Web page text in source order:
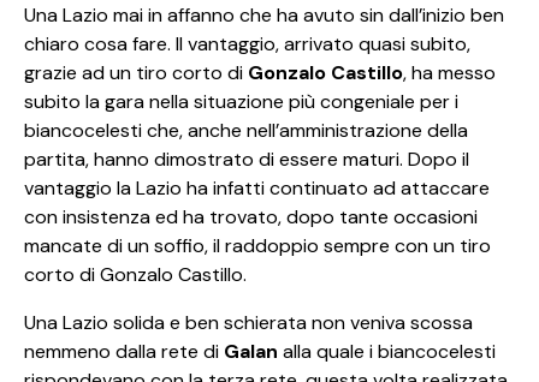
Una Lazio mai in affanno che ha avuto sin dall’inizio ben
chiaro cosa fare. Il vantaggio, arrivato quasi subito,
grazie ad un tiro corto di Gonzalo Castillo, ha messo
subito la gara nella situazione più congeniale per i
biancocelesti che, anche nell’amministrazione della
partita, hanno dimostrato di essere maturi. Dopo il
vantaggio la Lazio ha infatti continuato ad attaccare
con insistenza ed ha trovato, dopo tante occasioni
mancate di un soffio, il raddoppio sempre con un tiro
corto di Gonzalo Castillo.
Una Lazio solida e ben schierata non veniva scossa
nemmeno dalla rete di Galan alla quale i biancocelesti